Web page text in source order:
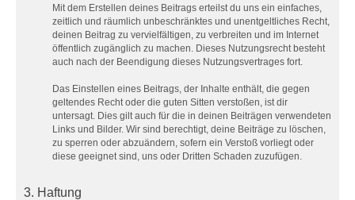
Mit dem Erstellen deines Beitrags erteilst du uns ein einfaches,
zeitlich und räumlich unbeschränktes und unentgeltliches Recht,
deinen Beitrag zu vervielfältigen, zu verbreiten und im Internet
öffentlich zugänglich zu machen. Dieses Nutzungsrecht besteht
auch nach der Beendigung dieses Nutzungsvertrages fort.
Das Einstellen eines Beitrags, der Inhalte enthält, die gegen
geltendes Recht oder die guten Sitten verstoßen, ist dir
untersagt. Dies gilt auch für die in deinen Beiträgen verwendeten
Links und Bilder. Wir sind berechtigt, deine Beiträge zu löschen,
zu sperren oder abzuändern, sofern ein Verstoß vorliegt oder
diese geeignet sind, uns oder Dritten Schaden zuzufügen.
3. Haftung